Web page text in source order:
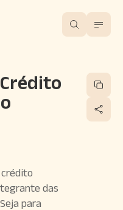
crédito
das
para